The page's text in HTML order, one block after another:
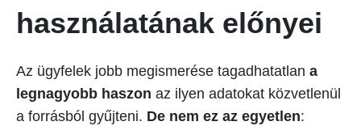
használatának előnyei
Az ügyfelek jobb megismerése tagadhatatlan a
legnagyobb haszon az ilyen adatokat közvetlenül
a forrásból gyűjteni. De nem ez az egyetlen: